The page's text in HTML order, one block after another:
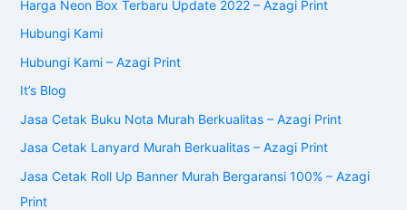
Harga Neon Box Terbaru Update 2022 – Azagi Print
Hubungi Kami
Hubungi Kami – Azagi Print
It’s Blog
Jasa Cetak Buku Nota Murah Berkualitas – Azagi Print
Jasa Cetak Lanyard Murah Berkualitas – Azagi Print
Jasa Cetak Roll Up Banner Murah Bergaransi 100% – Azagi
Print